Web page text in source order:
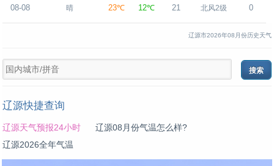
08-08 晴 23℃ 12℃ 21 北风2级 0
辽源市2026年08月份历史天气
辽源快捷查询
辽源天气预报24小时
辽源08月份气温怎么样?
辽源2026全年气温